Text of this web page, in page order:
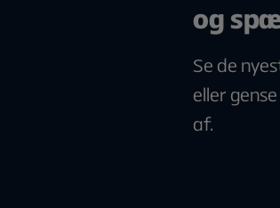
og
Se de
eller
af.